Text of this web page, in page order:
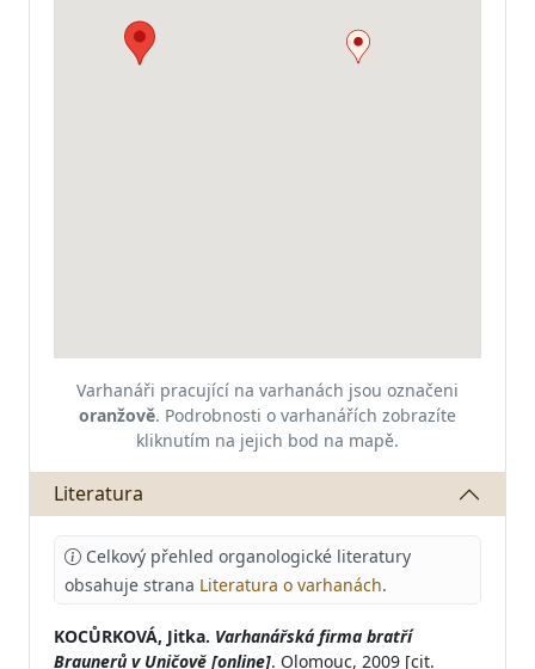
Varhanáři pracující na varhanách jsou označeni
oranžově. Podrobnosti o varhanářích zobrazíte
kliknutím na jejich bod na mapě.
Literatura
Celkový přehled organologické literatury
obsahuje strana Literatura o varhanách.
KOCŮRKOVÁ, Jitka. Varhanářská firma bratří
Braunerů v Uničově [online]. Olomouc, 2009 [cit.